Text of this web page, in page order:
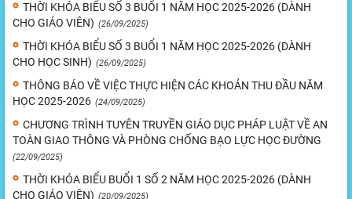
THỜI KHÓA BIỂU SỐ 3 BUỔI 1 NĂM HỌC 2025-2026 (DÀNH
CHO GIÁO VIÊN) (26/09/2025)
THỜI KHÓA BIỂU SỐ 3 BUỔI 1 NĂM HỌC 2025-2026 (DÀNH
CHO HỌC SINH) (26/09/2025)
THÔNG BÁO VỀ VIỆC THỰC HIỆN CÁC KHOẢN THU ĐẦU NĂM
HỌC 2025-2026 (24/09/2025)
CHƯƠNG TRÌNH TUYÊN TRUYỀN GIÁO DỤC PHÁP LUẬT VỀ AN
TOÀN GIAO THÔNG VÀ PHÒNG CHỐNG BẠO LỰC HỌC ĐƯỜNG
(22/09/2025)
THỜI KHÓA BIỂU BUỔI 1 SỐ 2 NĂM HỌC 2025-2026 (DÀNH
CHO GIÁO VIÊN) (20/09/2025)